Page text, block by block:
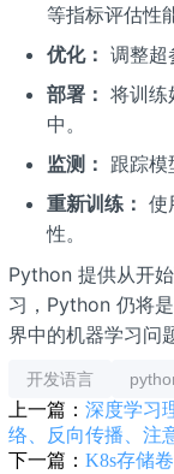
等指标评估性
优化： 调整超
部署： 将训练
中。
监测： 跟踪模
重新训练： 使
性。
Python 提供从开
习，Python 仍将
界中的机器学习问
开发语言
上一篇： 深度学习
络、反向传播、注
下一篇： K8s存储